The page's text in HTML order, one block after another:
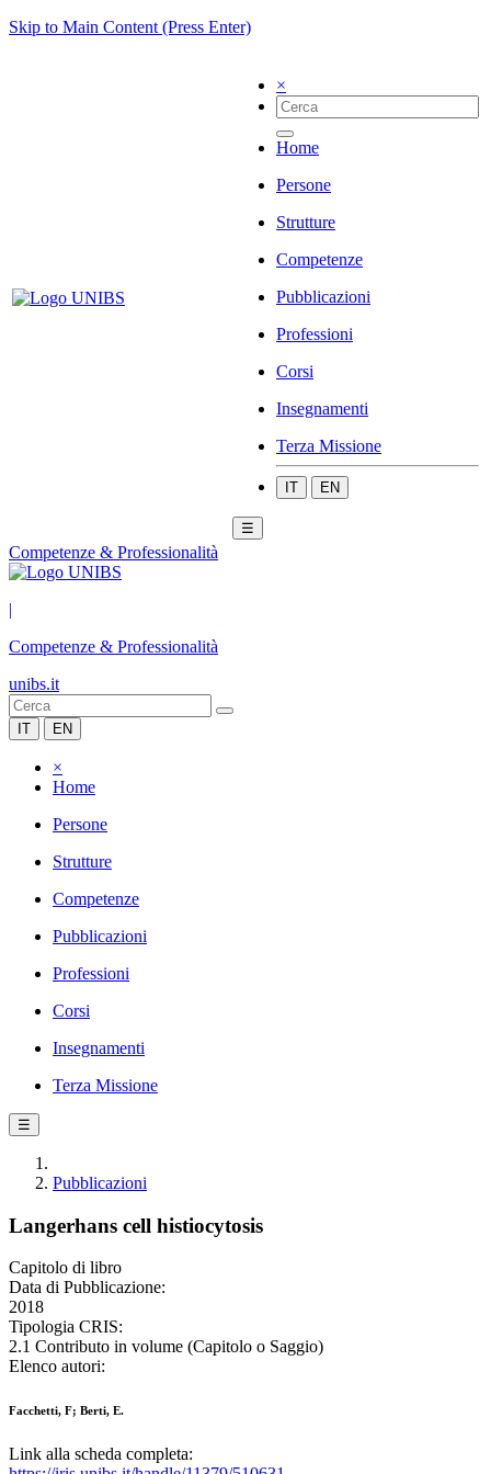
Skip to Main Content (Press Enter)
×
Home
Persone
Strutture
Competenze
Pubblicazioni
Professioni
Corsi
Insegnamenti
Terza Missione
IT EN
☰
Competenze & Professionalità
|
Competenze & Professionalità
unibs.it
IT EN
×
Home
Persone
Strutture
Competenze
Pubblicazioni
Professioni
Corsi
Insegnamenti
Terza Missione
☰
Pubblicazioni
Langerhans cell histiocytosis
Capitolo di libro
Data di Pubblicazione:
2018
Tipologia CRIS:
2.1 Contributo in volume (Capitolo o Saggio)
Elenco autori:
Facchetti, F; Berti, E.
Link alla scheda completa: